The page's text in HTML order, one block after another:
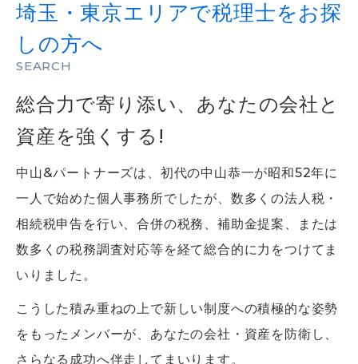
埼玉・東京エリアで税理士をお探
しの方へ
SEARCH
総合力で寄り添い、 あなたの会社と
資産を強くする!
中山&パートナーズは、初代の中山恭一が昭和52年に
一人で始めた個人事務所でしたが、数多くの法人税・
相続税申告を行い、合併の税務、補助金提案、または
数多くの税務調査対応等を経て総合的に力をつけてま
いりました。
こうした積み重ねの上で新しい制度への積極的な姿勢
をもったメンバーが、あなたの会社・資産を防衛し、
さらなる成功へ伴走してまいります。